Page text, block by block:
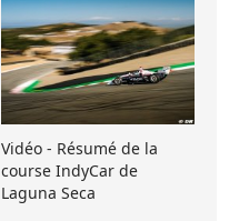
Vidéo - Résumé de la
course IndyCar de
Laguna Seca